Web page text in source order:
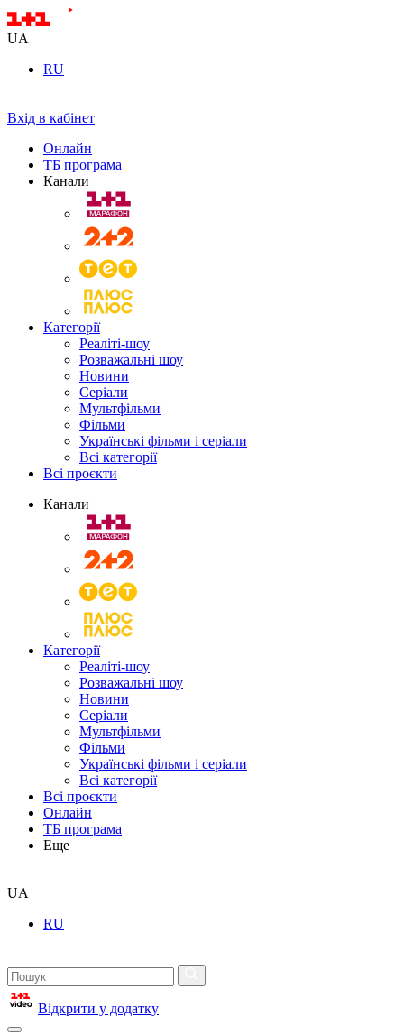
UA
RU
Вхід в кабінет
Онлайн
ТБ програма
Канали
Категорії
Реаліті-шоу
Розважальні шоу
Новини
Серіали
Мультфільми
Фільми
Українські фільми і серіали
Всі категорії
Всі проєкти
Канали
Категорії
Реаліті-шоу
Розважальні шоу
Новини
Серіали
Мультфільми
Фільми
Українські фільми і серіали
Всі категорії
Всі проєкти
Онлайн
ТБ програма
Еще
UA
RU
Відкрити у додатку